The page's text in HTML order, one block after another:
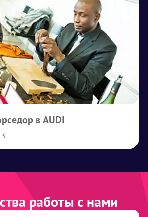
в AUDI
работы с нами